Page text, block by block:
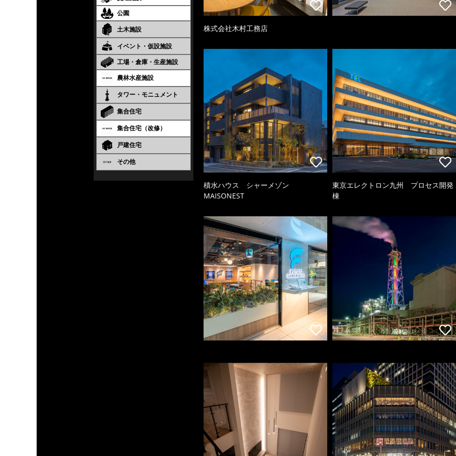
公園
土木施設
イベント・仮設施設
工場・倉庫・生産施設
農林水産施設
タワー・モニュメント
集合住宅
集合住宅（改修）
戸建住宅
その他
株式会社木村工務店
積水ハウス シャーメゾン
MAISONEST
東京エレクトロン九州 プロセス開発
棟